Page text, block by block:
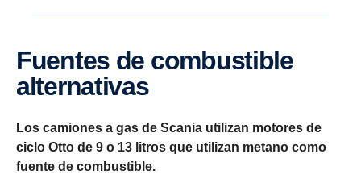
Fuentes de combustible
alternativas
Los camiones a gas de Scania utilizan motores de
ciclo Otto de 9 o 13 litros que utilizan metano como
fuente de combustible.